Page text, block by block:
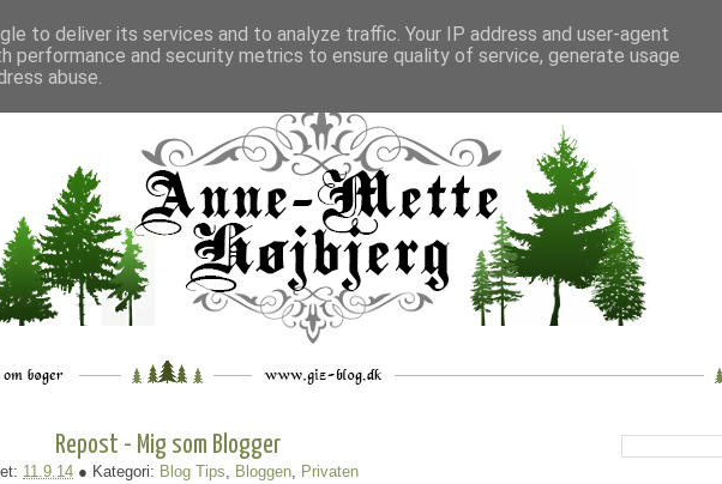
___ _. __ __ _ ___
Repost - Mig som Blogger
11.9.14 ● Kategori: Blog Tips, Bloggen, Privaten
to deliver its services and to analyze traffic. Your IP address and user-agent
performance and security metrics to ensure quality of service, generate usage
abuse.